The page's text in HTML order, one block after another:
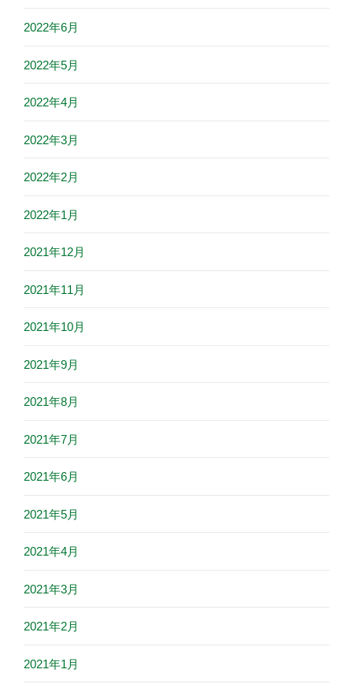
2022年6月
2022年5月
2022年4月
2022年3月
2022年2月
2022年1月
2021年12月
2021年11月
2021年10月
2021年9月
2021年8月
2021年7月
2021年6月
2021年5月
2021年4月
2021年3月
2021年2月
2021年1月